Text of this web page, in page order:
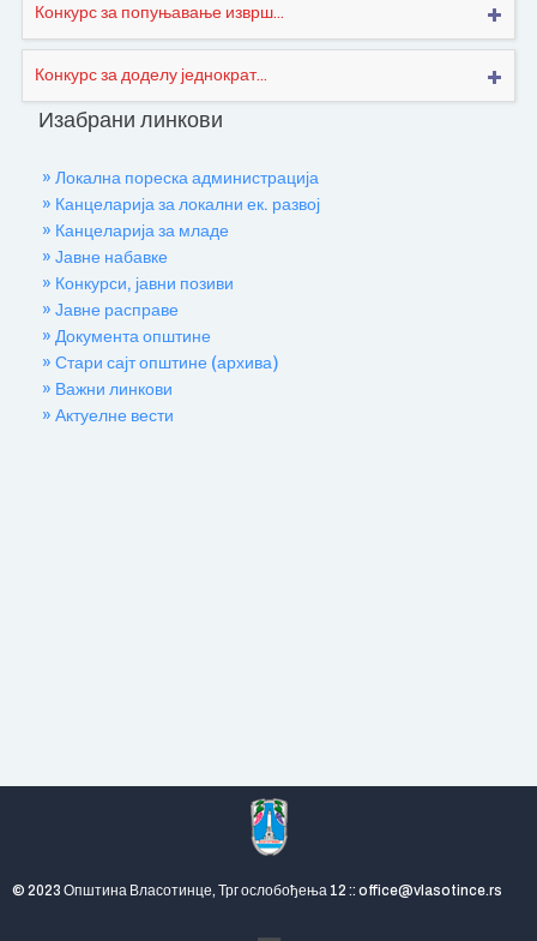
Конкурс за попуњавање изврш...
Конкурс за доделу једнократ...
Изабрани линкови
» Локална пореска администрација
» Канцеларија за локални ек. развој
» Канцеларија за младе
» Јавне набавке
» Конкурси, јавни позиви
» Јавне расправе
» Документа општине
» Стари сајт општине (архива)
» Важни линкови
» Актуелне вести
© 2023 Општина Власотинце, Трг ослобођења 12 :: office@vlasotince.rs